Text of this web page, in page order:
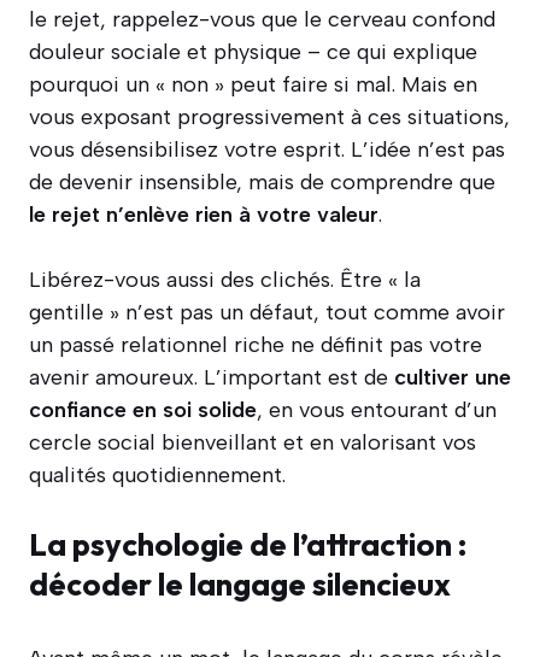
le rejet, rappelez-vous que le cerveau confond
douleur sociale et physique – ce qui explique
pourquoi un « non » peut faire si mal. Mais en
vous exposant progressivement à ces situations,
vous désensibilisez votre esprit. L’idée n’est pas
de devenir insensible, mais de comprendre que
le rejet n’enlève rien à votre valeur.
Libérez-vous aussi des clichés. Être « la
gentille » n’est pas un défaut, tout comme avoir
un passé relationnel riche ne définit pas votre
avenir amoureux. L’important est de cultiver une
confiance en soi solide, en vous entourant d’un
cercle social bienveillant et en valorisant vos
qualités quotidiennement.
La psychologie de l’attraction :
décoder le langage silencieux